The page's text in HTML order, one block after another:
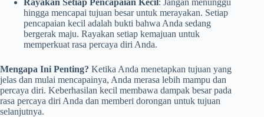
hingga mencapai tujuan besar untuk merayakan. Setiap
pencapaian kecil adalah bukti bahwa Anda sedang
bergerak maju. Rayakan setiap kemajuan untuk
memperkuat rasa percaya diri Anda.
Mengapa Ini Penting? Ketika Anda menetapkan tujuan yang
jelas dan mulai mencapainya, Anda merasa lebih mampu dan
percaya diri. Keberhasilan kecil membawa dampak besar pada
rasa percaya diri Anda dan memberi dorongan untuk tujuan
selanjutnya.